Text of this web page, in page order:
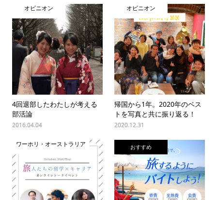
オピニオン
4回退部したわたしが考える
部活論
2016.04.04
オピニオン
帰国から1年。2020年のベス
トを写真と共に振り返る！
2020.12.31
ワーホリ・オーストラリア おすすめ